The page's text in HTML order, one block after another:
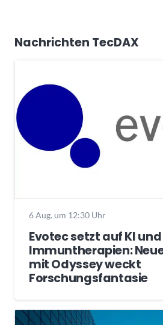
Nachrichten TecDAX
6 Aug. um 12:30 Uhr
Evotec setzt auf KI und
Immuntherapien:
mit Odyssey weckt
Forschungsfantasie